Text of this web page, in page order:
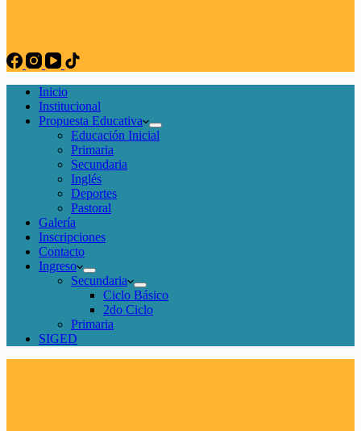
Inicio
Institucional
Propuesta Educativa
Educación Inicial
Primaria
Secundaria
Inglés
Deportes
Pastoral
Galería
Inscripciones
Contacto
Ingreso
Secundaria
Ciclo Básico
2do Ciclo
Primaria
SIGED